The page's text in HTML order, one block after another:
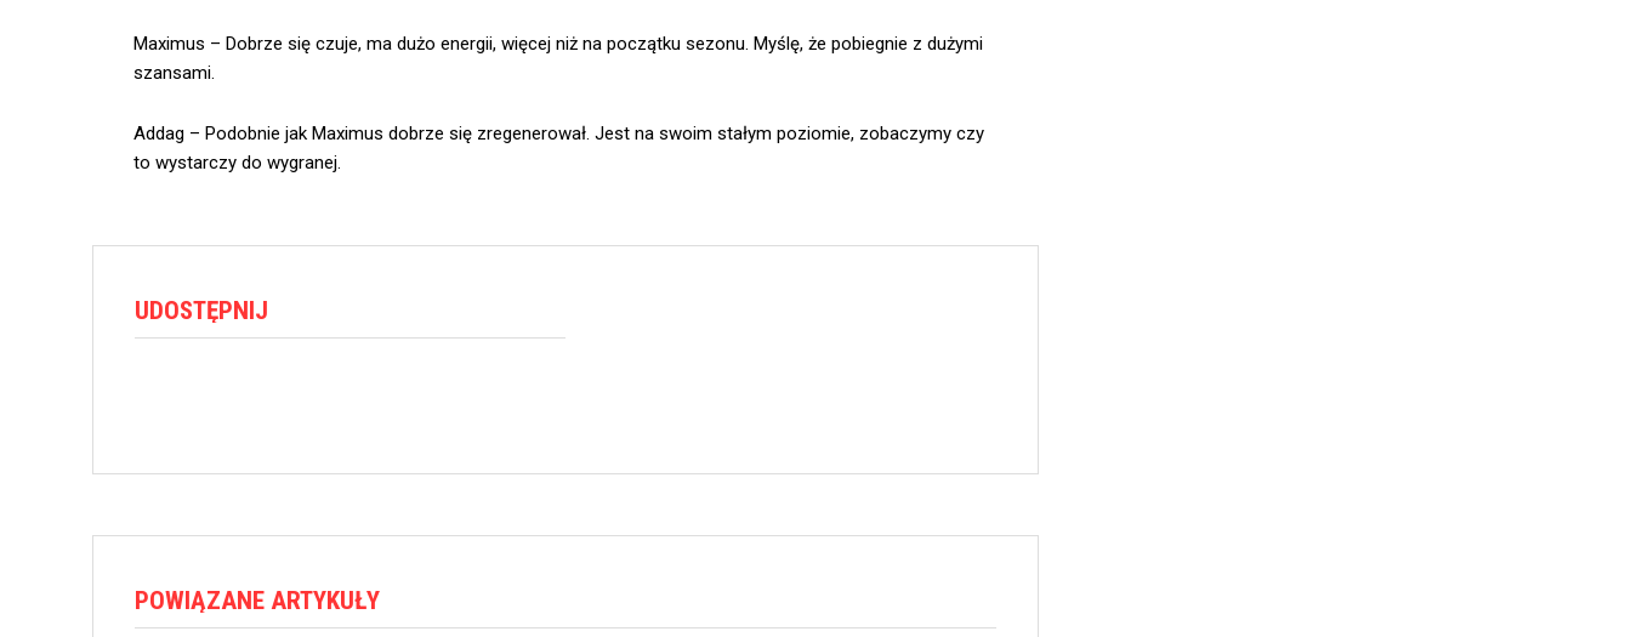
Maximus – Dobrze się czuje, ma dużo energii, więcej niż na początku sezonu. Myślę, że pobiegnie z dużymi
szansami.
Addag – Podobnie jak Maximus dobrze się zregenerował. Jest na swoim stałym poziomie, zobaczymy czy
to wystarczy do wygranej.
UDOSTĘPNIJ
POWIĄZANE ARTYKUŁY